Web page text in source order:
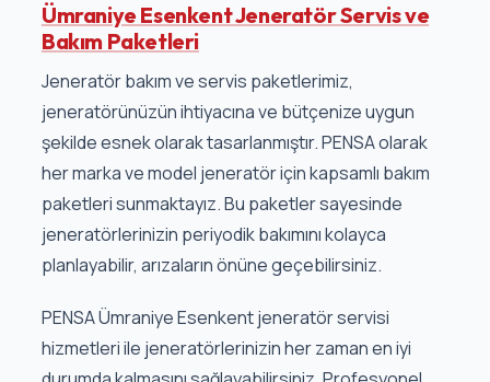
Ümraniye Esenkent Jeneratör Servis ve
Bakım Paketleri
Jeneratör bakım ve servis paketlerimiz,
jeneratörünüzün ihtiyacına ve bütçenize uygun
şekilde esnek olarak tasarlanmıştır. PENSA olarak
her marka ve model jeneratör için kapsamlı bakım
paketleri sunmaktayız. Bu paketler sayesinde
jeneratörlerinizin periyodik bakımını kolayca
planlayabilir, arızaların önüne geçebilirsiniz.
PENSA Ümraniye Esenkent jeneratör servisi
hizmetleri ile jeneratörlerinizin her zaman en iyi